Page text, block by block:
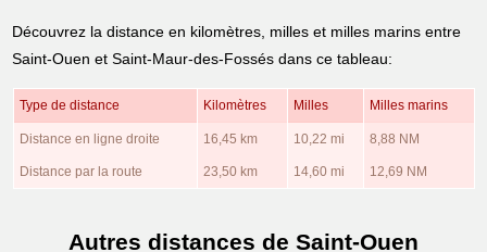
Découvrez la distance en kilomètres, milles et milles marins entre
Saint-Ouen et Saint-Maur-des-Fossés dans ce tableau:
Type de distance Kilomètres Milles Milles marins
Distance en ligne droite 16,45 km 10,22 mi 8,88 NM
Distance par la route 23,50 km 14,60 mi 12,69 NM
Autres distances de Saint-Ouen